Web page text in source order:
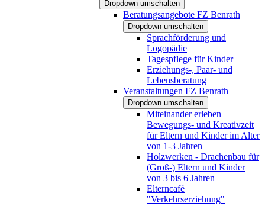
Dropdown umschalten
Beratungsangebote FZ Benrath
Dropdown umschalten
Sprachförderung und
Logopädie
Tagespflege für Kinder
Erziehungs-, Paar- und
Lebensberatung
Veranstaltungen FZ Benrath
Dropdown umschalten
Miteinander erleben –
Bewegungs- und Kreativzeit
für Eltern und Kinder im Alter
von 1-3 Jahren
Holzwerken - Drachenbau für
(Groß-) Eltern und Kinder
von 3 bis 6 Jahren
Elterncafé
"Verkehrserziehung"